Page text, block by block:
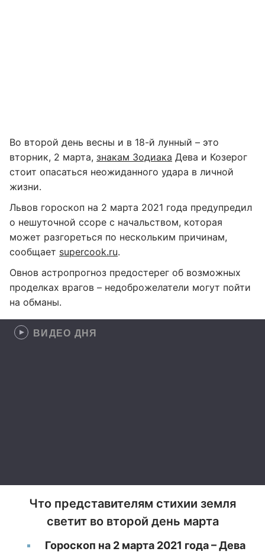
Во второй день весны и в 18-й лунный – это
вторник, 2 марта, знакам Зодиака Дева и Козерог
стоит опасаться неожиданного удара в личной
жизни.
Львов гороскоп на 2 марта 2021 года предупредил
о нешуточной ссоре с начальством, которая
может разгореться по нескольким причинам,
сообщает supercook.ru.
Овнов астропрогноз предостерег об возможных
проделках врагов – недоброжелатели могут пойти
на обманы.
ВИДЕО ДНЯ
Что представителям стихии земля
светит во второй день марта
Гороскоп на 2 марта 2021 года – Дева